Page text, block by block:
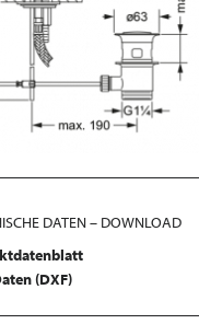
DATEN – DOWNLOAD
(DXF)